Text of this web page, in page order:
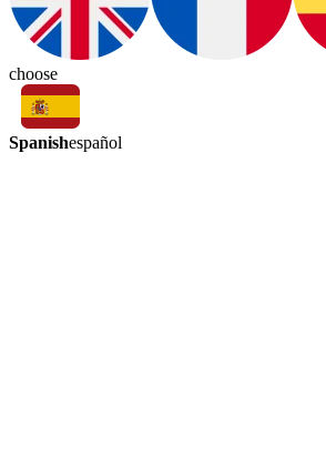
choose
Spanishespañol